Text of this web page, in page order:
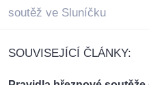
soutěž ve Sluníčku
SOUVISEJÍCÍ ČLÁNKY: